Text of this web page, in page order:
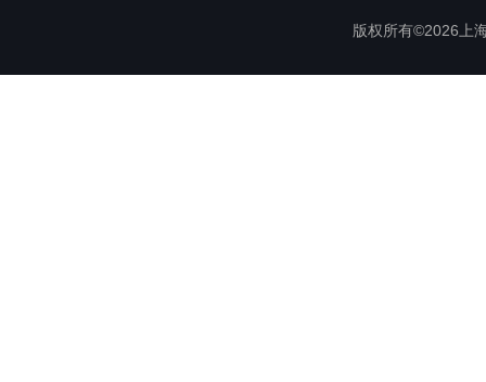
版权所有©2026